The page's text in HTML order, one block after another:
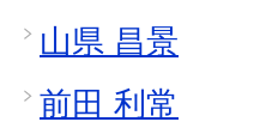
山県 昌景
前田 利常